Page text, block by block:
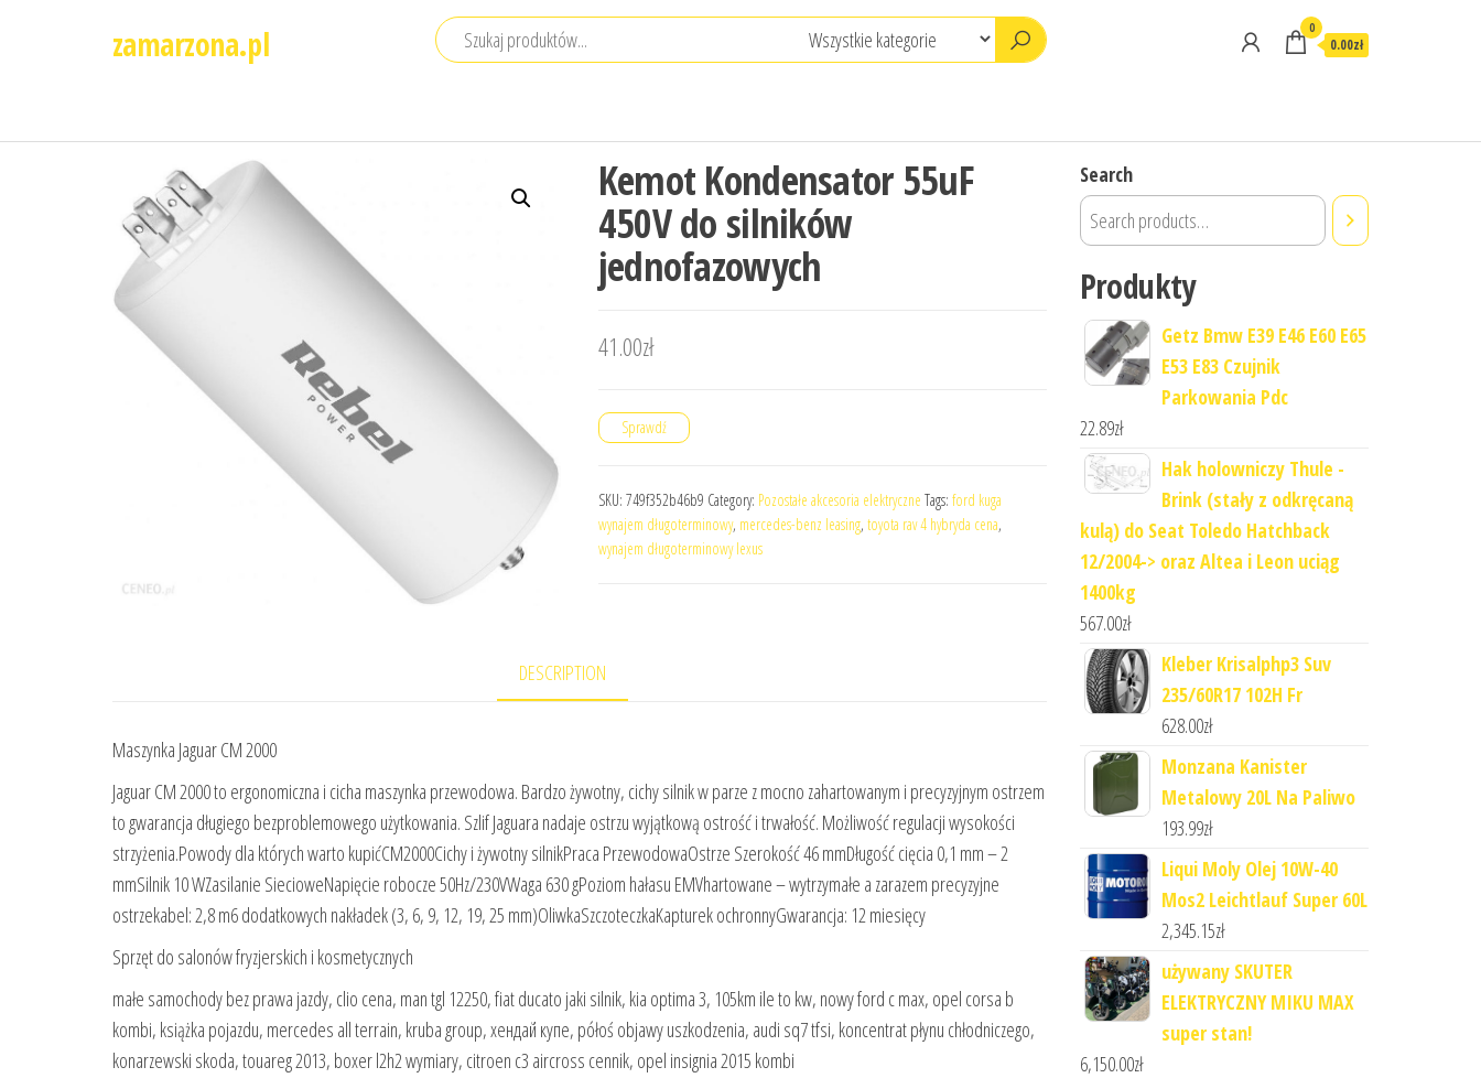
zamarzona.pl 0
0.00zł
Kemot Kondensator 55uF
450V do silników
jednofazowych
41.00zł
Sprawdź
SKU: 749f352b46b9 Category: Pozostałe akcesoria elektryczne Tags: ford kuga
wynajem długoterminowy, mercedes-benz leasing, toyota rav 4 hybryda cena,
wynajem długoterminowy lexus
DESCRIPTION
Maszynka Jaguar CM 2000
Jaguar CM 2000 to ergonomiczna i cicha maszynka przewodowa. Bardzo żywotny, cichy silnik w parze z mocno zahartowanym i precyzyjnym ostrzem
to gwarancja długiego bezproblemowego użytkowania. Szlif Jaguara nadaje ostrzu wyjątkową ostrość i trwałość. Możliwość regulacji wysokości
strzyżenia.Powody dla których warto kupićCM2000Cichy i żywotny silnikPraca PrzewodowaOstrze Szerokość 46 mmDługość cięcia 0,1 mm – 2
mmSilnik 10 WZasilanie SiecioweNapięcie robocze 50Hz/230VWaga 630 gPoziom hałasu EMVhartowane – wytrzymałe a zarazem precyzyjne
ostrzekabel: 2,8 m6 dodatkowych nakładek (3, 6, 9, 12, 19, 25 mm)OliwkaSzczoteczkaKapturek ochronnyGwarancja: 12 miesięcy
Sprzęt do salonów fryzjerskich i kosmetycznych
małe samochody bez prawa jazdy, clio cena, man tgl 12250, fiat ducato jaki silnik, kia optima 3, 105km ile to kw, nowy ford c max, opel corsa b
kombi, książka pojazdu, mercedes all terrain, kruba group, хендай купе, półoś objawy uszkodzenia, audi sq7 tfsi, koncentrat płynu chłodniczego,
konarzewski skoda, touareg 2013, boxer l2h2 wymiary, citroen c3 aircross cennik, opel insignia 2015 kombi
Search
Produkty
Getz Bmw E39 E46 E60 E65
E53 E83 Czujnik
Parkowania Pdc
22.89zł
Hak holowniczy Thule -
Brink (stały z odkręcaną
kulą) do Seat Toledo Hatchback
12/2004-> oraz Altea i Leon uciąg
1400kg
567.00zł
Kleber Krisalphp3 Suv
235/60R17 102H Fr
628.00zł
Monzana Kanister
Metalowy 20L Na Paliwo
193.99zł
Liqui Moly Olej 10W-40
Mos2 Leichtlauf Super 60L
2,345.15zł
używany SKUTER
ELEKTRYCZNY MIKU MAX
super stan!
6,150.00zł